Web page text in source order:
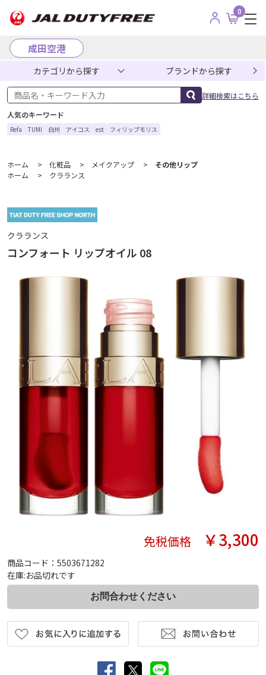
0
成田空港
カテゴリから探す ブランドから探す
商品名・キーワード入力
詳細検索はこちら
人気のキーワード
Refa TUMI 白州 アイコス est フィリップモリス
ホーム > 化粧品 > メイクアップ >
その他リップ
ホーム
> クラランス
クラランス
コンフォート リップオイル 08
免税価格 ￥3,300
商品コード：5503671282
在庫:お品切れです